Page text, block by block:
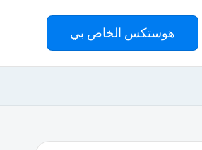
هوستكس الخاص بي